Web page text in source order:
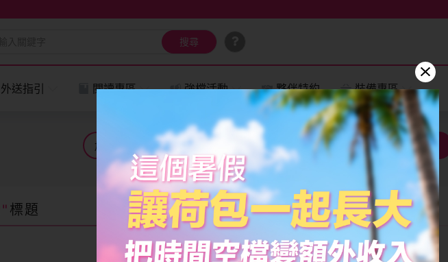
外送指引 閱讀專區 強檔活動 夥伴特約 裝備專區
搜尋
加碼活動 外送範圍
專屬帳號查詢器
營運中心開放時間底加啦！
下線了，想找好康鬆一下嗎？
搜尋
標題